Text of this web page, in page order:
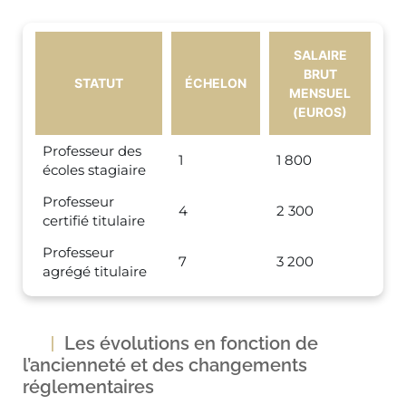
STATUT ÉCHELON
SALAIRE
BRUT
MENSUEL
(EUROS)
Professeur des
écoles stagiaire
1 1 800
Professeur
certifié titulaire
4 2 300
Professeur
agrégé titulaire
7 3 200
Les évolutions en fonction de
l’ancienneté et des changements
réglementaires